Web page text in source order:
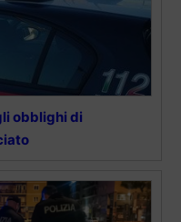
obblighi di